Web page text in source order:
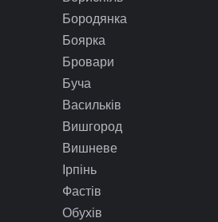
Бородянка
Боярка
Бровари
Буча
Васильків
Вишгород
Вишневе
Ірпінь
Фастів
Обухів